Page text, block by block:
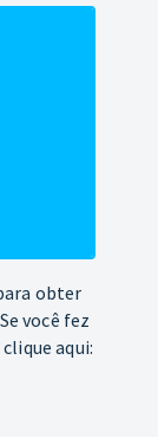
obter
você fez
aqui: